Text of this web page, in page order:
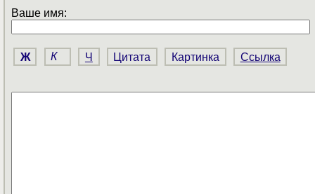
Ваше имя:
Ж К Ч Цитата Картинка Ссылка